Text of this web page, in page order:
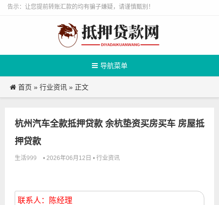
告示：让您提前转账汇款的均有骗子嫌疑，请谨慎甄别！
导航菜单
首页 » 行业资讯 » 正文
杭州汽车全款抵押贷款 余杭垫资买房买车 房屋抵
押贷款
生活999 • 2026年06月12日 • 行业资讯
联系人：陈经理